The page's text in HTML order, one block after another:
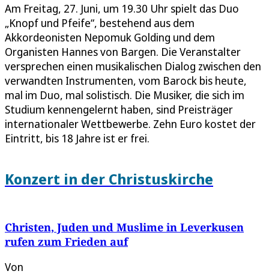
Am Freitag, 27. Juni, um 19.30 Uhr spielt das Duo
„Knopf und Pfeife“, bestehend aus dem
Akkordeonisten Nepomuk Golding und dem
Organisten Hannes von Bargen. Die Veranstalter
versprechen einen musikalischen Dialog zwischen den
verwandten Instrumenten, vom Barock bis heute,
mal im Duo, mal solistisch. Die Musiker, die sich im
Studium kennengelernt haben, sind Preisträger
internationaler Wettbewerbe. Zehn Euro kostet der
Eintritt, bis 18 Jahre ist er frei.
Konzert in der Christuskirche
Christen, Juden und Muslime in Leverkusen
rufen zum Frieden auf
Von